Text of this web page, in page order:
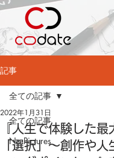
記事
全ての記事
No Pictures
全ての記事
『人生で体験した
「選択」～創作や
2022年1月31日